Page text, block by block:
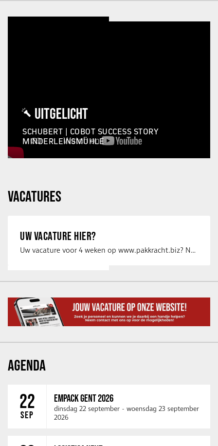
UITGELICHT
SCHUBERT | COBOT SUCCESS STORY
MINDERLEINSMÜHLE
VACATURES
UW VACATURE HIER?
Uw vacature voor 4 weken op www.pakkracht.biz? Neem dan contact op met Yannick van …
AGENDA
22
SEP
EMPACK GENT 2026
dinsdag 22 september - woensdag 23 september
2026